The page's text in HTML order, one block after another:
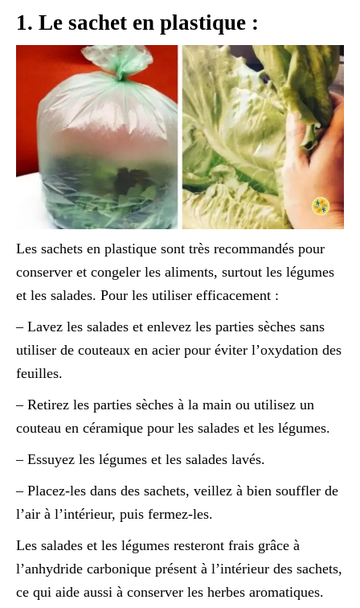
1. Le sachet en plastique :
Les sachets en plastique sont très recommandés pour
conserver et congeler les aliments, surtout les légumes
et les salades. Pour les utiliser efficacement :
– Lavez les salades et enlevez les parties sèches sans
utiliser de couteaux en acier pour éviter l’oxydation des
feuilles.
– Retirez les parties sèches à la main ou utilisez un
couteau en céramique pour les salades et les légumes.
– Essuyez les légumes et les salades lavés.
– Placez-les dans des sachets, veillez à bien souffler de
l’air à l’intérieur, puis fermez-les.
Les salades et les légumes resteront frais grâce à
l’anhydride carbonique présent à l’intérieur des sachets,
ce qui aide aussi à conserver les herbes aromatiques.